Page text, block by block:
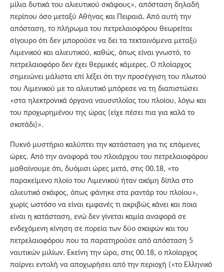
μίλια δυτικά του αλιευτικού σκάφους», απόσταση δηλαδή
περίπου όσο μεταξύ Αθήνας και Πειραιά. Από αυτή την
απόσταση, το πλήρωμα του πετρελαιοφόρου θεωρείται
σίγουρο ότι δεν μπορούσε να δει τα τεκταινόμενα μεταξύ
Λιμενικού και αλιευτικού, καθώς, όπως είναι γνωστό, το
πετρελαιοφόρο δεν έχει θερμικές κάμερες. Ο πλοίαρχος
σημειώνει μάλιστα επί λέξει ότι την προσέγγιση του πλωτού
του Λιμενικού με το αλιευτικό μπόρεσε να τη διαπιστώσει
«στα ηλεκτρονικά όργανα ναυσιπλοΐας του πλοίου, λόγω και
του προχωρημένου της ώρας (είχε πέσει πια για καλά το
σκοτάδι)».
Πυκνό μυστήριο καλύπτει την κατάσταση για τις επόμενες
ώρες. Από την αναφορά του πλοιάρχου του πετρελαιοφόρου
μαθαίνουμε ότι, δυόμισι ώρες μετά, στις 00.18, «το
παρακείμενο πλοίο του Λιμενικού ήταν ακόμη δίπλα στο
αλιευτικό σκάφος, όπως φάνηκε στα ραντάρ του πλοίου»,
χωρίς ωστόσο να είναι εμφανές τι ακριβώς κάνει και ποια
είναι η κατάσταση, ενώ δεν γίνεται καμία αναφορά σε
ενδεχόμενη κίνηση σε πορεία των δύο σκαφών και του
πετρελαιοφόρου που τα παρατηρούσε από απόσταση 5
ναυτικών μιλίων. Εκείνη την ώρα, στις 00.18, ο πλοίαρχος
παίρνει εντολή να αποχωρήσει από την περιοχή («το Ελληνικό